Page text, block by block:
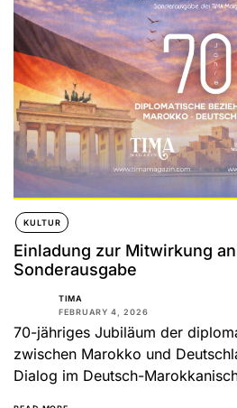
KULTUR
Einladung zur Mitwirkung
Sonderausgabe
TIMA
FEBRUARY 4, 2026
70-jähriges Jubiläum der
zwischen Marokko und
Dialog im Deutsch-